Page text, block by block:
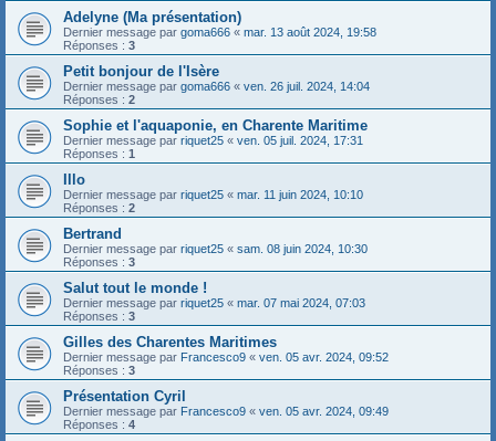
Adelyne (Ma présentation)
Dernier message par goma666 « mar. 13 août 2024, 19:58
Réponses : 3
Petit bonjour de l'Isère
Dernier message par goma666 « ven. 26 juil. 2024, 14:04
Réponses : 2
Sophie et l'aquaponie, en Charente Maritime
Dernier message par riquet25 « ven. 05 juil. 2024, 17:31
Réponses : 1
Illo
Dernier message par riquet25 « mar. 11 juin 2024, 10:10
Réponses : 2
Bertrand
Dernier message par riquet25 « sam. 08 juin 2024, 10:30
Réponses : 3
Salut tout le monde !
Dernier message par riquet25 « mar. 07 mai 2024, 07:03
Réponses : 3
Gilles des Charentes Maritimes
Dernier message par Francesco9 « ven. 05 avr. 2024, 09:52
Réponses : 3
Présentation Cyril
Dernier message par Francesco9 « ven. 05 avr. 2024, 09:49
Réponses : 4